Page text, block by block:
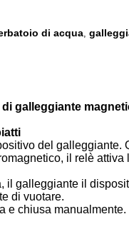
di acqua,
galleggiante
del
il relè
galleggiante il
di vuotare.
e chiusa manualmente.